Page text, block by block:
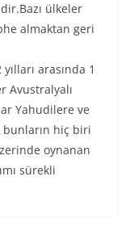
ülkeler
almaktan geri
arasında 1
Avustralyalı
Yahudilere ve
bunların hiç biri
oynanan
sürekli